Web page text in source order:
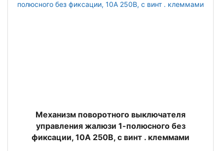
Механизм поворотного выключателя
управления жалюзи 1-полюсного без
фиксации, 10А 250В, с винт . клеммами